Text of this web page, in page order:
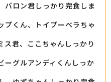
バロン君しっかり完食しま
プくん、トイプーベラちゃ
ス君、ここちゃんしっかり
ーグルアンディくんしっか